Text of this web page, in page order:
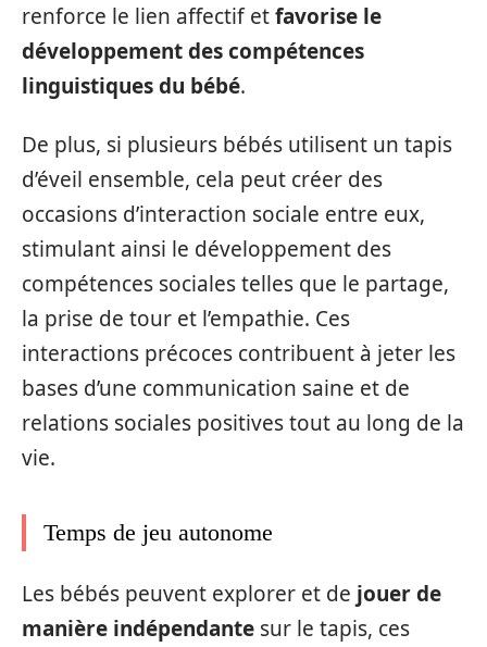
renforce le lien affectif etfavorise le
développement des compétences
linguistiques du bébé.
De plus, si plusieurs bébés utilisent un tapis
d’éveil ensemble, cela peut créer des
occasions d’interaction sociale entre eux,
stimulant ainsi le développement des
compétences sociales telles que le partage,
la prise de tour et l’empathie. Ces
interactions précoces contribuent à jeter les
bases d’une communication saine et de
relations sociales positives tout au long de la
vie.
Temps de jeu autonome
Les bébés peuvent explorer et de jouer de
manière indépendante sur le tapis, ces